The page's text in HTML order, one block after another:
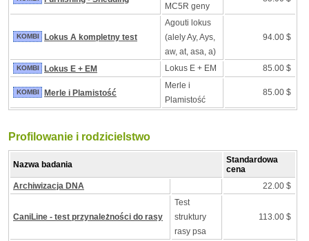
MC5R geny
KOMBI Lokus A kompletny test
Agouti lokus
(alely Ay, Ays,
aw, at, asa, a)
94.00 $
KOMBI Lokus E + EM Lokus E + EM 85.00 $
KOMBI Merle i Plamistość
Merle i
Plamistość
85.00 $
Profilowanie i rodzicielstwo
Nazwa badania
Standardowa
cena
Archiwizacja DNA
22.00 $
CaniLine - test przynależności do rasy
Test
struktury
rasy psa
113.00 $